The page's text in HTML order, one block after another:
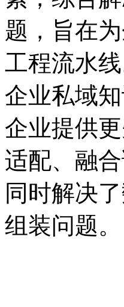
题，旨
工程流水线
企业私域知
企业提供更
适配、融
同时解决
组装问题。